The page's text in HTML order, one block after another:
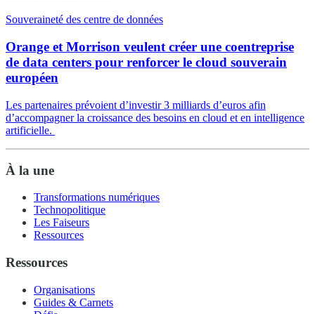
Souveraineté des centre de données
Orange et Morrison veulent créer une coentreprise
de data centers pour renforcer le cloud souverain
européen
Les partenaires prévoient d’investir 3 milliards d’euros afin
d’accompagner la croissance des besoins en cloud et en intelligence
artificielle.
À la une
Transformations numériques
Technopolitique
Les Faiseurs
Ressources
Ressources
Organisations
Guides & Carnets